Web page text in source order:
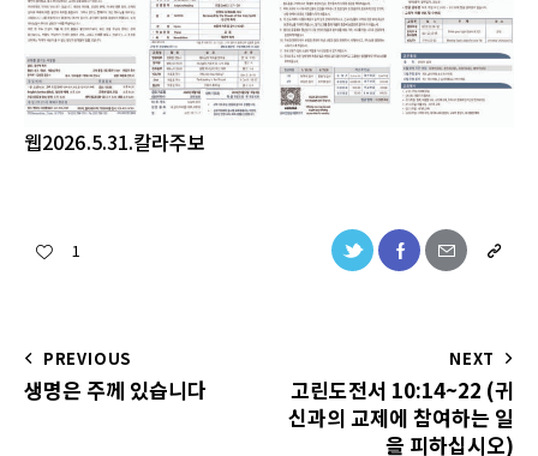
웹2026.5.31.칼라주보
1
PREVIOUS
생명은 주께 있습니다
NEXT
고린도전서 10:14~22 (귀
신과의 교제에 참여하는 일
을 피하십시오)